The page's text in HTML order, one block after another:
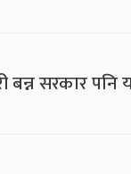
सरकार पनि